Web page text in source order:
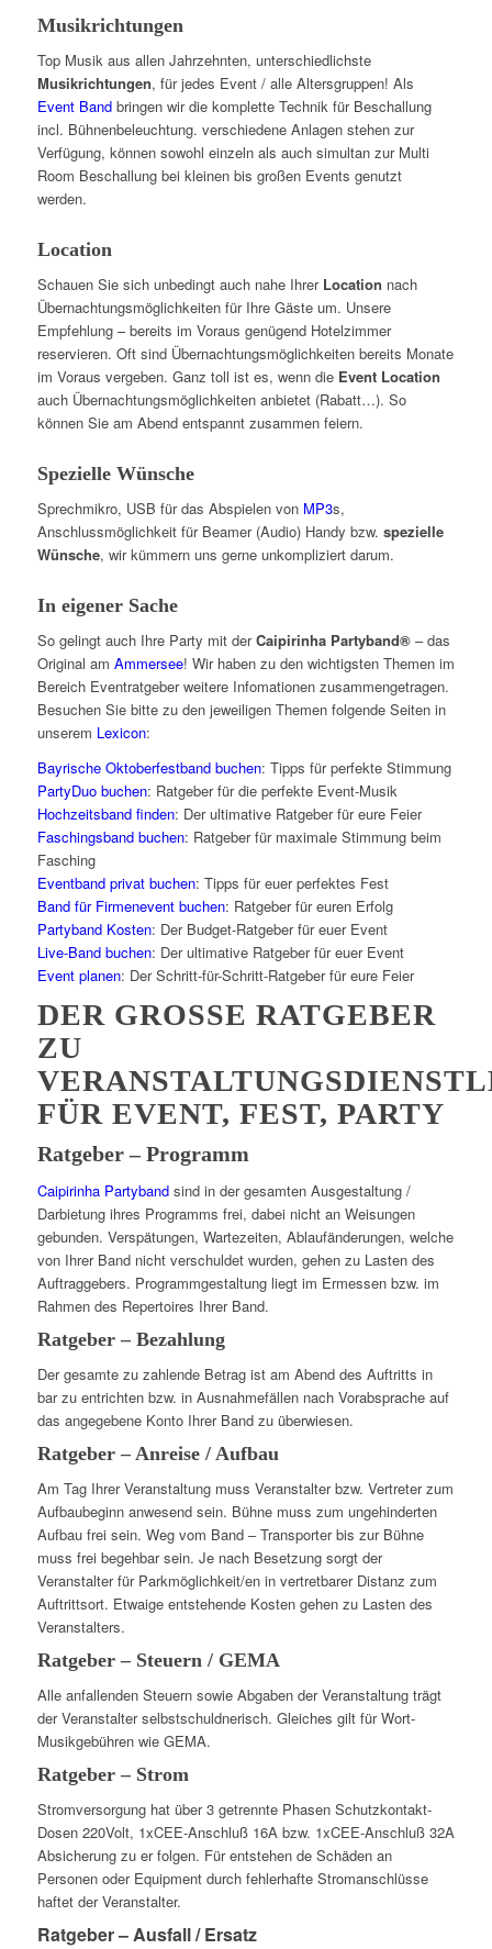
Musikrichtungen
Top Musik aus allen Jahrzehnten, unterschiedlichste
Musikrichtungen, für jedes Event / alle Altersgruppen! Als
Event Bandbringen wir die komplette Technik für Beschallung
incl. Bühnenbeleuchtung. verschiedene Anlagen stehen zur
Verfügung, können sowohl einzeln als auch simultan zur Multi
Room Beschallung bei kleinen bis großen Events genutzt
werden.
Location
Schauen Sie sich unbedingt auch nahe Ihrer Location nach
Übernachtungsmöglichkeiten für Ihre Gäste um. Unsere
Empfehlung – bereits im Voraus genügend Hotelzimmer
reservieren. Oft sind Übernachtungsmöglichkeiten bereits Monate
im Voraus vergeben. Ganz toll ist es, wenn die Event Location
auch Übernachtungsmöglichkeiten anbietet (Rabatt…). So
können Sie am Abend entspannt zusammen feiern.
Spezielle Wünsche
Sprechmikro, USB für das Abspielen von MP3s,
Anschlussmöglichkeit für Beamer (Audio) Handy bzw. spezielle
Wünsche, wir kümmern uns gerne unkompliziert darum.
In eigener Sache
So gelingt auch Ihre Party mit derCaipirinha Partyband®– das
Original am Ammersee! Wir haben zu den wichtigsten Themen im
Bereich Eventratgeber weitere Infomationen zusammengetragen.
Besuchen Sie bitte zu den jeweiligen Themen folgende Seiten in
unserem Lexicon:
Bayrische Oktoberfestband buchen: Tipps für perfekte Stimmung
PartyDuo buchen: Ratgeber für die perfekte Event-Musik
Hochzeitsband finden: Der ultimative Ratgeber für eure Feier
Faschingsband buchen: Ratgeber für maximale Stimmung beim
Fasching
Eventband privat buchen: Tipps für euer perfektes Fest
Band für Firmenevent buchen: Ratgeber für euren Erfolg
Partyband Kosten: Der Budget-Ratgeber für euer Event
Live-Band buchen: Der ultimative Ratgeber für euer Event
Event planen: Der Schritt-für-Schritt-Ratgeber für eure Feier
DER GROSSE RATGEBER Z
U V
ÜR EVENT, FEST, PARTY
Ratgeber – Programm
Caipirinha Partybandsind in der gesamten Ausgestaltung /
Darbietung ihres Programms frei, dabei nicht an Weisungen
gebunden. Verspätungen, Wartezeiten, Ablaufänderungen, welche
von Ihrer Band nicht verschuldet wurden, gehen zu Lasten des
Auftraggebers. Programmgestaltung liegt im Ermessen bzw. im
Rahmen des Repertoires Ihrer Band.
Ratgeber – Bezahlung
Der gesamte zu zahlende Betrag ist am Abend des Auftritts in
bar zu entrichten bzw. in Ausnahmefällen nach Vorabsprache auf
das angegebene Konto Ihrer Band zu überwiesen.
Ratgeber – Anreise / Aufbau
Am Tag Ihrer Veranstaltung muss Veranstalter bzw. Vertreter zum
Aufbaubeginn anwesend sein. Bühne muss zum ungehinderten
Aufbau frei sein. Weg vom Band – Transporter bis zur Bühne
muss frei begehbar sein. Je nach Besetzung sorgt der
Veranstalter für Parkmöglichkeit/en in vertretbarer Distanz zum
Auftrittsort. Etwaige entstehende Kosten gehen zu Lasten des
Veranstalters.
Ratgeber – Steuern / GEMA
Alle anfallenden Steuern sowie Abgaben der Veranstaltung trägt
der Veranstalter selbstschuldnerisch. Gleiches gilt für Wort-
Musikgebühren wie GEMA.
Ratgeber – Strom
Stromversorgung hat über 3 getrennte Phasen Schutzkontakt-
Dosen 220Volt, 1xCEE-Anschluß 16A bzw. 1xCEE-Anschluß 32A
Absicherung zu er folgen. Für entstehen de Schäden an
Personen oder Equipment durch fehlerhafte Stromanschlüsse
haftet der Veranstalter.
Ratgeber – Ausfall / Ersatz